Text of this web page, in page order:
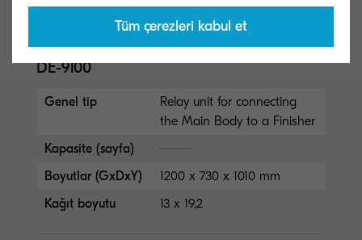
Kağıt boyutu
DE-9100
Genel tip
Relay unit for connecting
the Main Body to a Finisher
Kapasite (sayfa)
Boyutlar (GxDxY)
1200 x 730 x 1010 mm
Kağıt boyutu
13 x 19,2
Tüm çerezleri kabul et